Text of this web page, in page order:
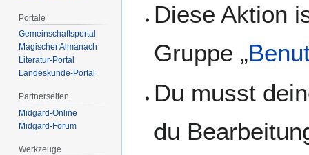
Diese Aktion
Gruppe „
Du musst
du
Portale
Gemeinschafts­portal
Magischer Almanach
Literatur-Portal
Landeskunde-Portal
Partnerseiten
Midgard-Online
Midgard-Forum
Werkzeuge